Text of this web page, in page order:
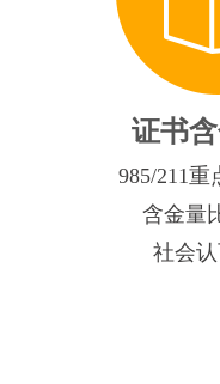
证书
985/211重
含金量
社会